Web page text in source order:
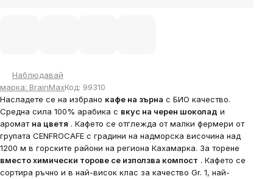
Наблюдавай
марка: BrainMaxКод: 99310
Насладете се на избрано кафе на зърна с БИО качество.
Средна сила 100% арабика с вкус на черен шоколад и
аромат на цветя . Кафето се отглежда от малки фермери от
групата CENFROCAFE с градини на надморска височина над
1200 м в горските райони на региона Кахамарка. За торене
вместо химически торове се използва компост . Кафето се
сортира ръчно и в най-висок клас за качество Gr. 1, най-